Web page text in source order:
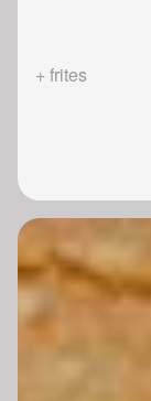
+ frites